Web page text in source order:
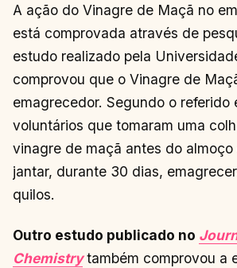
A ação do Vinagre de Maçã no
está comprovada através de
estudo realizado pela
comprovou que o Vinagre de
emagrecedor. Segundo o referido
voluntários que tomaram uma
vinagre de maçã antes do
jantar, durante 30 dias,
quilos.
Outro estudo publicado no
Chemistrytambém comprovou a